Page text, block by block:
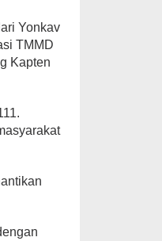
Yonkav
TMMD
Kapten